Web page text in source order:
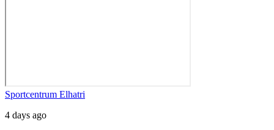
Sportcentrum Elhatri
4 days ago